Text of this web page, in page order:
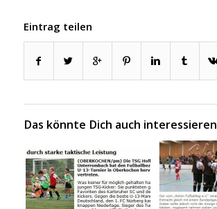
Eintrag teilen
Das könnte Dich auch interessieren